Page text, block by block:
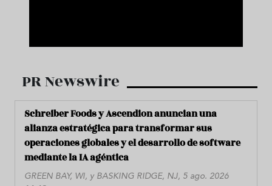
PR Newswire
Schreiber Foods y Ascendion anuncian una
alianza estratégica para transformar sus
operaciones globales y el desarrollo de software
mediante la IA agéntica
GREEN BAY, WI, y BASKING RIDGE, NJ, 5 ago. 2026